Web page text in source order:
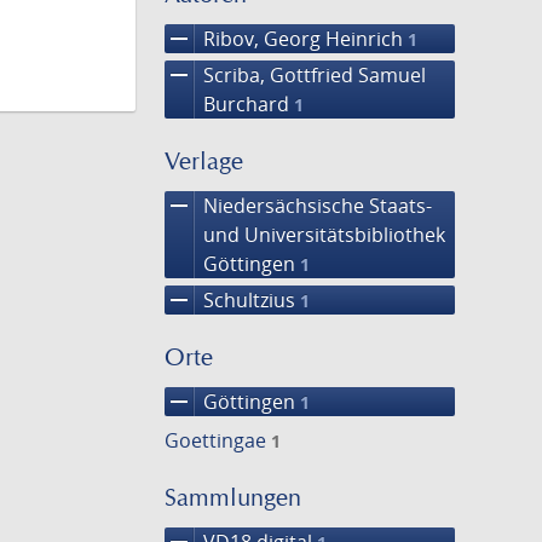
remove Ribov, Georg Heinrich 1
remove
Scriba, Gottfried Samuel
Burchard 1
Verlage
remove
Niedersächsische Staats-
und Universitätsbibliothek
Göttingen 1
remove Schultzius 1
Orte
remove Göttingen 1
Goettingae 1
Sammlungen